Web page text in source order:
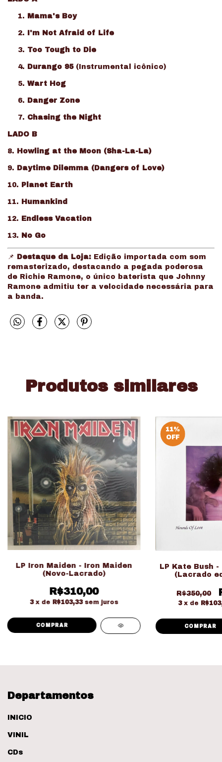
Mama's Boy
I'm Not Afraid of Life
Too Tough to Die
Durango 95(Instrumental icônico)
Wart Hog
Danger Zone
Chasing the Night
LADO B
8. Howling at the Moon (Sha-La-La)
9. Daytime Dilemma (Dangers of Love)
10. Planet Earth
11. Humankind
12. Endless Vacation
13. No Go
📌 Destaque da Loja: Edição importada com som
remasterizado, destacando a pegada poderosa
de Richie Ramone, o único baterista que Johnny
Ramone admitiu ter a velocidade necessária para
a banda.
Produtos similares
LP Iron Maiden - Iron Maiden
(Novo-Lacrado)
R$310,00
3 x de R$103,33 sem juros
11%
OFF
LP Kate Bush
(Lacrado
R$350,00
3 x de
Departamentos
INICIO
VINIL
CDs